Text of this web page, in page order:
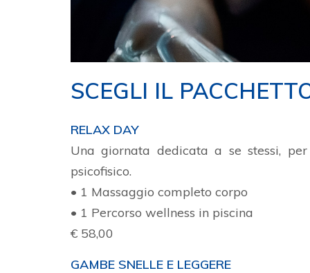
SCEGLI IL
RELAX DAY
Una giornata dedicata a se stessi,
psicofisico.
• 1 Massaggio completo corpo
• 1 Percorso wellness in piscina
€ 58,00
GAMBE SNELLE E LEGGERE